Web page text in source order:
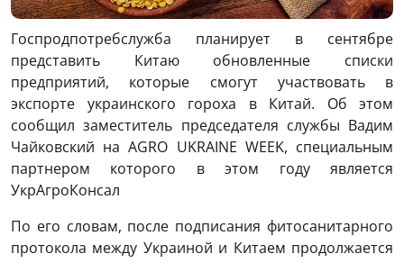
Госпродпотребслужба планирует в сентябре
представить Китаю обновленные списки
предприятий, которые смогут участвовать в
экспорте украинского гороха в Китай. Об этом
сообщил заместитель председателя службы Вадим
Чайковский на AGRO UKRAINE WEEK, специальным
партнером которого в этом году является
УкрАгроКонсал
По его словам, после подписания фитосанитарного
протокола между Украиной и Китаем продолжается